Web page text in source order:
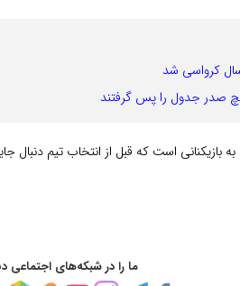
کرواسی شد
صدر جدول را پس گرفتند
است که قبل از انتخاب تیم دنبال
ما را در شبکه‌های اجتماعی